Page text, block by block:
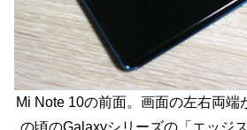
Mi Note 10の前面。画面の左右両端
の頃のGalaxyシリーズの「エッジ